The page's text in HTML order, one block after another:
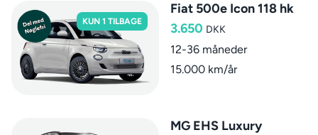
KUN 1 TILBAGE
Fiat 500e Icon 118 hk
3.650 DKK
12-36 måneder
15.000 km/år
MG EHS Luxury